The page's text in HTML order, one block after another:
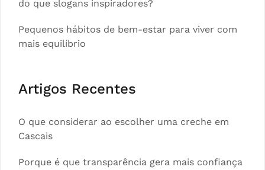
do que slogans inspiradores?
Pequenos hábitos de bem-estar para viver com
mais equilíbrio
Artigos Recentes
O que considerar ao escolher uma creche em
Cascais
Porque é que transparência gera mais confiança